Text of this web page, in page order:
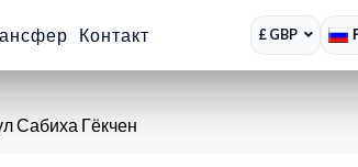
Контакт £ GBP
Сабиха Гёкчен